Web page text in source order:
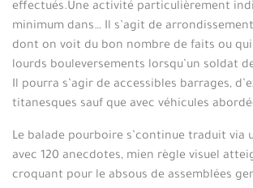
effectués.Une activité particulièrement
minimum dans… Il s’agit de
dont on voit du bon nombre de faits ou
lourds bouleversements lorsqu’un soldat
Il pourra s’agir de accessibles barrages,
titanesques sauf que avec véhicules
Le balade pourboire s’continue traduit via
avec 120 anecdotes, mien règle visuel
croquant pour le absous de assemblées